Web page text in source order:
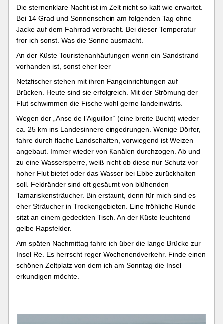
Die sternenklare Nacht ist im Zelt nicht so kalt wie erwartet.
Bei 14 Grad und Sonnenschein am folgenden Tag ohne
Jacke auf dem Fahrrad verbracht. Bei dieser Temperatur
fror ich sonst. Was die Sonne ausmacht.
An der Küste Touristenanhäufungen wenn ein Sandstrand
vorhanden ist, sonst eher leer.
Netzfischer stehen mit ihren Fangeinrichtungen auf
Brücken. Heute sind sie erfolgreich. Mit der Strömung der
Flut schwimmen die Fische wohl gerne landeinwärts.
Wegen der „Anse de l’Aiguillon“ (eine breite Bucht) wieder
ca. 25 km ins Landesinnere eingedrungen. Wenige Dörfer,
fahre durch flache Landschaften, vorwiegend ist Weizen
angebaut. Immer wieder von Kanälen durchzogen. Ab und
zu eine Wassersperre, weiß nicht ob diese nur Schutz vor
hoher Flut bietet oder das Wasser bei Ebbe zurückhalten
soll. Feldränder sind oft gesäumt von blühenden
Tamariskensträucher. Bin erstaunt, denn für mich sind es
eher Sträucher in Trockengebieten. Eine fröhliche Runde
sitzt an einem gedeckten Tisch. An der Küste leuchtend
gelbe Rapsfelder.
Am späten Nachmittag fahre ich über die lange Brücke zur
Insel Re. Es herrscht reger Wochenendverkehr. Finde einen
schönen Zeltplatz von dem ich am Sonntag die Insel
erkundigen möchte.